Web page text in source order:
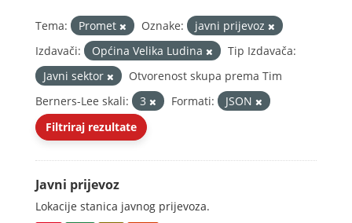
Tema: Promet Oznake:
javni prijevoz
Izdavači:
Općina Velika Ludina
Tip Izdavača:
Javni sektor
Otvorenost skupa prema Tim
Berners-Lee skali:
3 Formati:
JSON
Filtriraj rezultate
Javni prijevoz
Lokacije stanica javnog prijevoza.